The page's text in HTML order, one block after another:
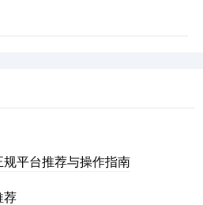
平台推荐与操作指南
荐